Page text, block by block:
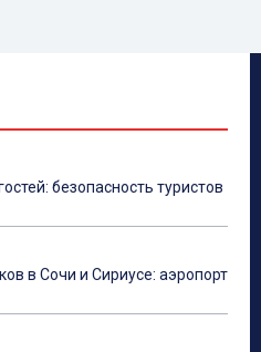
безопасность туристов
в Сочи и Сириусе: аэропорт